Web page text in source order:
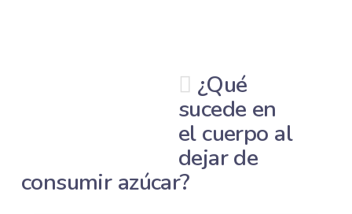
¿Qué
sucede en
el cuerpo al
dejar de
consumir azúcar?